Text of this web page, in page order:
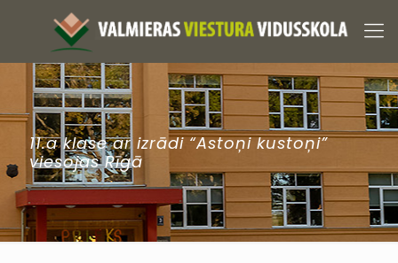
11.a klase ar izrādi “Astoņi kustoņi”
viesojas Rīgā